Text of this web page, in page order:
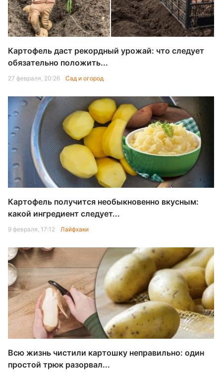
Картофель даст рекордный урожай: что следует
обязательно положить...
27 февраля, 20:26 Сад и огород
Картофель получится необыкновенно вкусным:
какой ингредиент следует...
9 февраля, 17:12 Лайфхаки
Всю жизнь чистили картошку неправильно: один
простой трюк разорвал...